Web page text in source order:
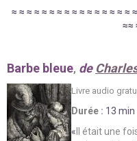
≈ ≈ ≈ ≈ ≈ ≈ ≈ ≈ ≈ ≈ ≈ ≈ ≈ ≈ ≈ ≈ ≈
≈≈
Barbe bleue, de
Livre audio
Durée : 13 min
« Il était une